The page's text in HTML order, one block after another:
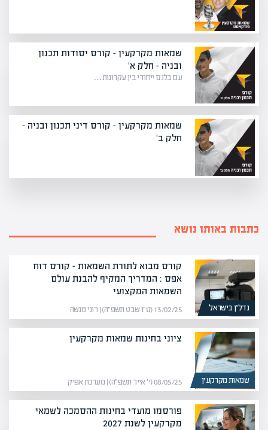
שמאות מקרקעין – קורס יסודות תכנון
ובניה – חלק א'
עם בלנס ייחודי בין עקרונות…
שמאות מקרקעין – קורס דיני תכנון ובניה -
חלק ב'
כתבות באותו נושא
נדל”ן בישראל
קורס מבוא לתורת השמאות – קורס דוח
אפס : המדריך המקיף להבנת עולם
השמאות המקצועי
13/02/25 (ט״ו שבט תשפ״ה) | רוני מנשה
שמאות מקרקעין
ציוני בחינות שמאות מקרקעין
08/05/25 (י׳ אייר תשפ״ה) | מערכת אפיק
פורסמו מועדי בחינות ההסמכה לשמאי
מקרקעין לשנת 2027